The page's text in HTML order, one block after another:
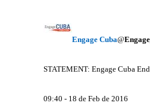
Engage Cuba@
STATEMENT: Engage Cuba
09:40 - 18 de Feb de 2016